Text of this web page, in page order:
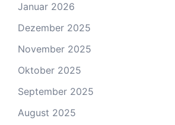
Januar 2026
Dezember 2025
November 2025
Oktober 2025
September 2025
August 2025